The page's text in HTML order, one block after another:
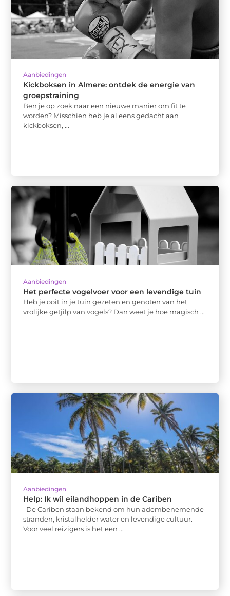
Aanbiedingen
Kickboksen in Almere: ontdek de energie van
groepstraining
Ben je op zoek naar een nieuwe manier om fit te
worden? Misschien heb je al eens gedacht aan
kickboksen, ...
Aanbiedingen
Het perfecte vogelvoer voor een levendige tuin
Heb je ooit in je tuin gezeten en genoten van het
vrolijke getjilp van vogels? Dan weet je hoe magisch ...
Aanbiedingen
Help: Ik wil eilandhoppen in de Cariben
De Cariben staan bekend om hun adembenemende
stranden, kristalhelder water en levendige cultuur.
Voor veel reizigers is het een ...